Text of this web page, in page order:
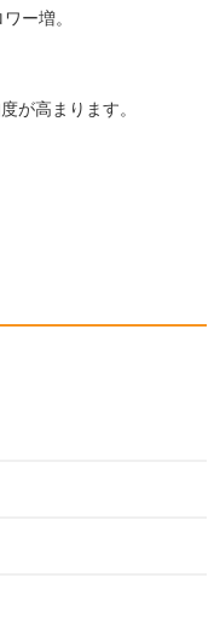
ー増。
が高まります。